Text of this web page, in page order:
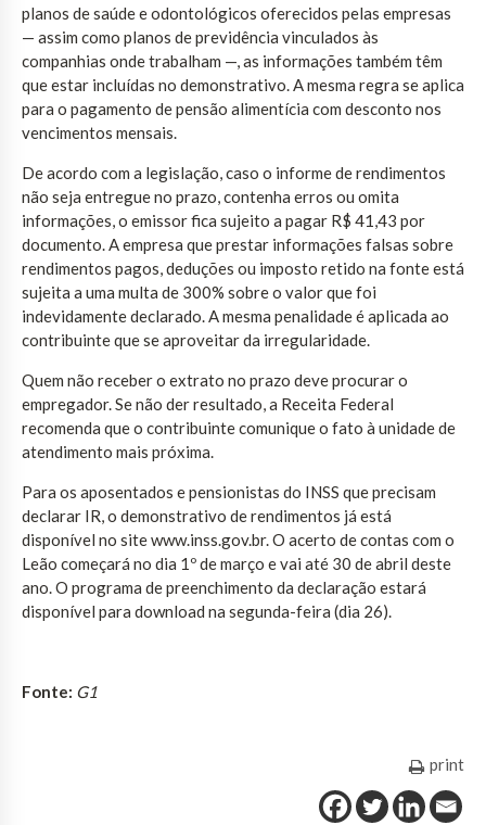
planos de saúde e odontológicos oferecidos pelas empresas
— assim como planos de previdência vinculados às
companhias onde trabalham —, as informações também têm
que estar incluídas no demonstrativo. A mesma regra se aplica
para o pagamento de pensão alimentícia com desconto nos
vencimentos mensais.
De acordo com a legislação, caso o informe de rendimentos
não seja entregue no prazo, contenha erros ou omita
informações, o emissor fica sujeito a pagar R$ 41,43 por
documento. A empresa que prestar informações falsas sobre
rendimentos pagos, deduções ou imposto retido na fonte está
sujeita a uma multa de 300% sobre o valor que foi
indevidamente declarado. A mesma penalidade é aplicada ao
contribuinte que se aproveitar da irregularidade.
Quem não receber o extrato no prazo deve procurar o
empregador. Se não der resultado, a Receita Federal
recomenda que o contribuinte comunique o fato à unidade de
atendimento mais próxima.
Para os aposentados e pensionistas do INSS que precisam
declarar IR, o demonstrativo de rendimentos já está
disponível no site www.inss.gov.br. O acerto de contas com o
Leão começará no dia 1º de março e vai até 30 de abril deste
ano. O programa de preenchimento da declaração estará
disponível para download na segunda-feira (dia 26).
Fonte: G1
print